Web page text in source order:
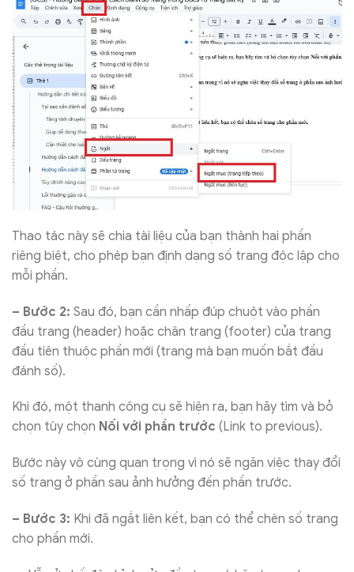
Thao tác này sẽ chia tài liệu của bạn thành hai phần
riêng biệt, cho phép bạn định dạng số trang độc lập cho
mỗi phần.
– Bước 2: Sau đó, bạn cần nhấp đúp chuột vào phần
đầu trang (header) hoặc chân trang (footer) của trang
đầu tiên thuộc phần mới (trang mà bạn muốn bắt đầu
đánh số).
Khi đó, một thanh công cụ sẽ hiện ra, bạn hãy tìm và bỏ
chọn tùy chọn Nối với phần trước (Link to previous).
Bước này vô cùng quan trọng vì nó sẽ ngăn việc thay đổi
số trang ở phần sau ảnh hưởng đến phần trước.
– Bước 3: Khi đã ngắt liên kết, bạn có thể chèn số trang
cho phần mới.